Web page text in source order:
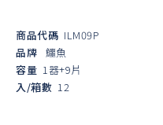
商品代碼 ILM09P
品牌 鱷魚
容量 1器+9片
入/箱數 12